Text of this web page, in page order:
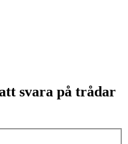
svara på trådar